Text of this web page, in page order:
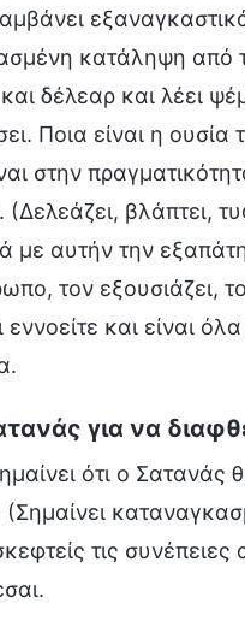
κατάληψη από
δέλεαρ και λέει
Ποια είναι η ουσία
στην
βλάπτει,
με αυτήν την
τον εξουσιάζει,
και είναι
για να
ότι ο Σατανάς
τις